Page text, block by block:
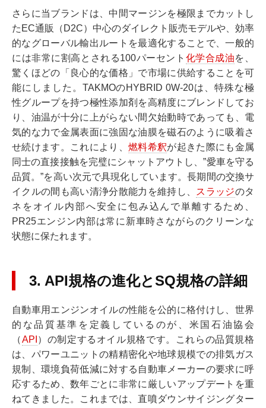
さらに当ブランドは、中間マージンを極限までカットし
たEC通販（D2C）中心のダイレクト販売モデルや、効率
的なグローバル輸出ルートを最適化することで、一般的
には非常に割高とされる100パーセント 化学合成油を、
驚くほどの「良心的な価格」で市場に供給することを可
能にしました。TAKMOのHYBRID 0W-20は、特殊な極
性グループを持つ極性添加剤を高精度にブレンドしてお
り、油温が十分に上がらない間欠始動時であっても、電
気的な力で金属表面に強固な油膜を磁石のように吸着さ
せ続けます。これにより、 燃料希釈が起きた際にも金属
同士の直接接触を完璧にシャットアウトし、”愛車を守る
品質。”を高い次元で具現化しています。長期間の交換サ
イクルの間も高い清浄分散能力を維持し、 スラッジのタ
ネをオイル内部へ安全に包み込んで単離するため、
PR25エンジン内部は常に新車時さながらのクリーンな
状態に保たれます。
3. API規格の進化とSQ規格の詳細
自動車用エンジンオイルの性能を公的に格付けし、世界
的な品質基準を定義しているのが、米国石油協会
（API ）の制定するオイル規格です。これらの品質規格
は、パワーユニットの精精密化や地球規模での排気ガス
規制、環境負荷低減に対する自動車メーカーの要求に呼
応するため、数年ごとに非常に厳しいアップデートを重
ねてきました。これまでは、直噴ダウンサイジングター